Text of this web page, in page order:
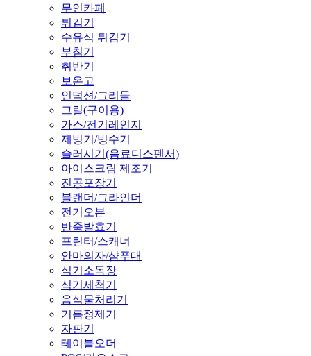
무인카페
튀김기
수유식 튀김기
부침기
취반기
보온고
인덕션/그리들
그릴(구이용)
가스/전기레인지
제빙기/빙수기
슬러시기(음료디스펜서)
아이스크림 제조기
진공포장기
블랜더/그라인더
전기오븐
반죽발효기
프린터/스캐너
안마의자/샴푸대
식기소독장
식기세척기
음식물처리기
기름정제기
자판기
테이블오더